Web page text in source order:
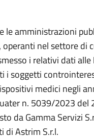
le amministrazioni
nel settore
i relativi dati
i soggetti
medici negli
n. 5039/2023
da Gamma
di Astrim S.r.l.